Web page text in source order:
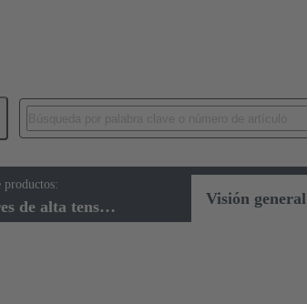
productos:
Conectores de alta tensión Visión general
industriales / Han®